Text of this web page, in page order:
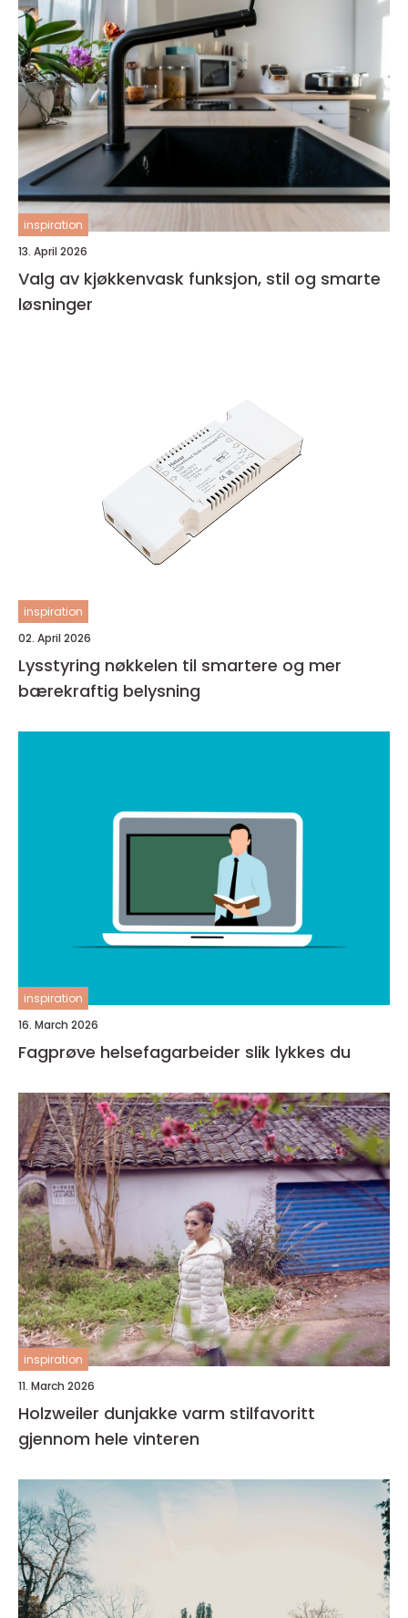
inspiration
13. April 2026
Valg av kjøkkenvask funksjon, stil og smarte
løsninger
inspiration
02. April 2026
Lysstyring nøkkelen til smartere og mer
bærekraftig belysning
inspiration
16. March 2026
Fagprøve helsefagarbeider slik lykkes du
inspiration
11. March 2026
Holzweiler dunjakke varm stilfavoritt
gjennom hele vinteren